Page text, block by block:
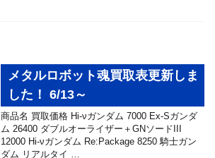
メタルロボット魂買取表更新しま
した！ 6/13～
商品名 買取価格 Hi-νガンダム 7000 Ex-Sガンダ
ム 26400 ダブルオーライザー＋GNソードIII
12000 Hi-νガンダム Re:Package 8250 騎士ガン
ダム リアルタイ …